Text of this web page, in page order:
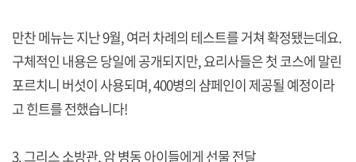
만찬 메뉴는 지난 9월, 여러 차례의 테스트를 거쳐 확정됐는데요.
구체적인 내용은 당일에 공개되지만, 요리사들은 첫 코스에 말린
포르치니 버섯이 사용되며, 400병의 샴페인이 제공될 예정이라
고 힌트를 전했습니다!
3. 그리스 소방관, 암 병동 아이들에게 선물 전달